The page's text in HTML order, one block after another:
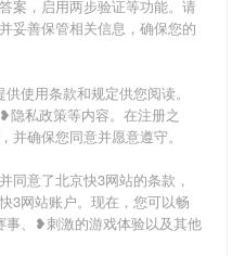
案，启用两步验证等功能。请
妥善保管相关信息，确保您的
使用条款和规定供您阅读。
隐私政策等内容。在注册之
并确保您同意并愿意遵守。
同意了北京快3网站的条款，
3网站账户。现在，您可以畅
事、❥刺激的游戏体验以及其他